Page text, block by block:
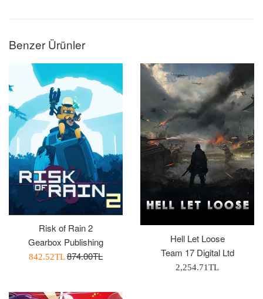
Benzer Ürünler
Risk of Rain 2
Gearbox Publishing
İndirimli
842.52TLNormal
874.00TL
Hell Let Loose
Team 17 Digital Ltd
Normal
2,254.71TL